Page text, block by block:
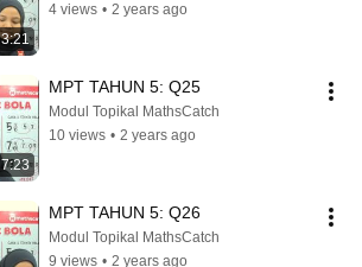
3:21
4 views • 2 years ago
7:23
MPT TAHUN 5: Q25
Modul Topikal MathsCatch
10 views • 2 years ago
MPT TAHUN 5: Q26
Modul Topikal MathsCatch
9 views • 2 years ago